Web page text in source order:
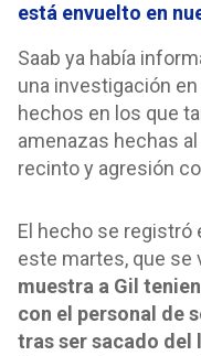
está envuelto en
Saab ya había
una investigación
hechos en los que
amenazas hechas
recinto y agresión
El hecho se registró
este martes, que se
muestra a Gil
con el personal de
tras ser sacado